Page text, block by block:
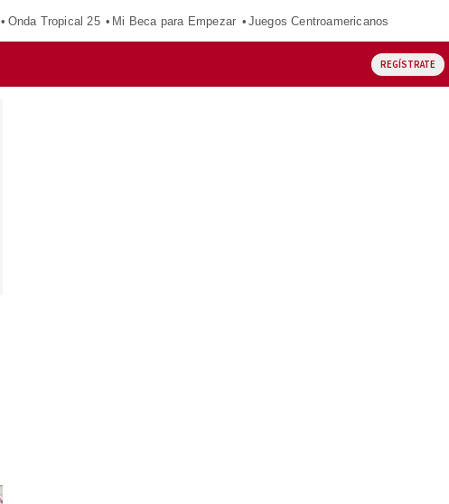
Onda Tropical 25 Mi Beca para Empezar Juegos Centroamericanos
REGÍSTRATE